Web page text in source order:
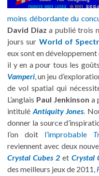
moins débordante du
David Diaz a publié trois
jours sur World of
eux sont en
il y en a pour tous les
Vamperi, un jeu
de vol spatial qui
L’anglais Paul Jenkinson a
intitulé Antiquity Jones.
donner la source
l’on doit l’improbable
reviennent avec deux
Crystal Cubes 2 et Crystal
des meilleurs jeux de 2011,